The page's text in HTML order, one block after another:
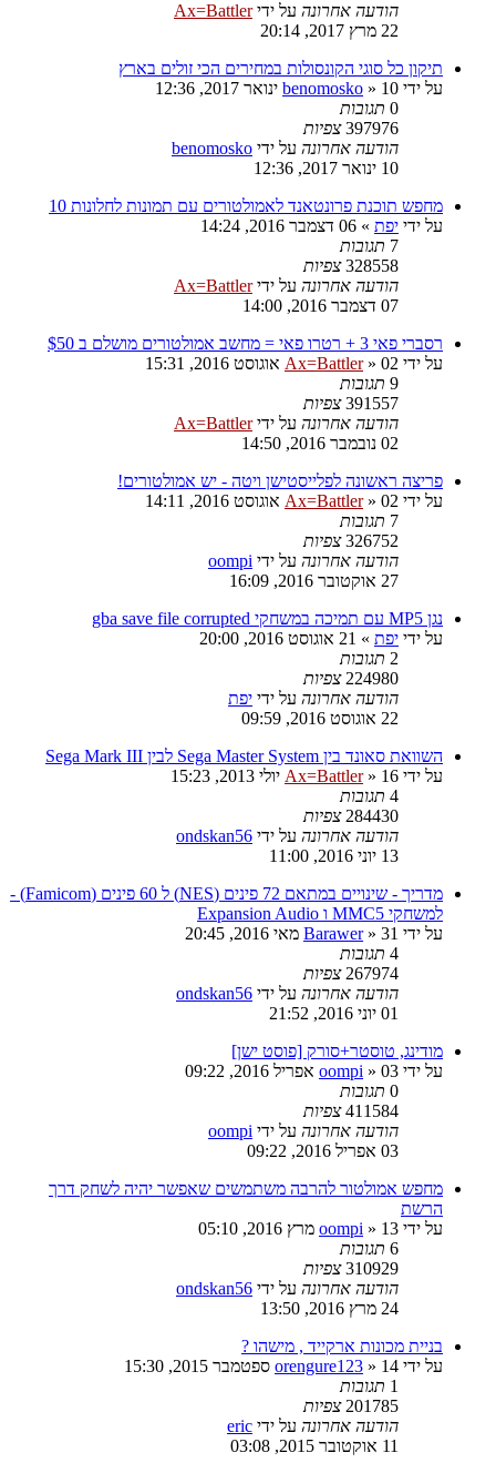
הודעה אחרונה על ידיAx=Battler
22 מרץ 2017, 20:14
תיקון כל סוגי הקונסולות במחירים הכי זולים בארץ
על ידי
benomosko » 10 ינואר 2017, 12:36
0 תגובות
397976 צפיות
הודעה אחרונה על ידי benomosko
10 ינואר 2017, 12:36
מחפש תוכנת פרונטאנד לאמולטורים עם תמונות לחלונות 10
על ידי יפת » 06 דצמבר 2016, 14:24
7 תגובות
328558 צפיות
הודעה אחרונה על ידיAx=Battler
07 דצמבר 2016, 14:00
רסברי פאי 3 + רטרו פאי = מחשב אמולטורים מושלם ב $50
על ידי
Ax=Battler» 02 אוגוסט 2016, 15:31
9 תגובות
391557 צפיות
הודעה אחרונה על ידיAx=Battler
02 נובמבר 2016, 14:50
פריצה ראשונה לפלייסטישן ויטה - יש אמולטורים!
על ידי
Ax=Battler» 02 אוגוסט 2016, 14:11
7 תגובות
326752 צפיות
הודעה אחרונה על ידי oompi
27 אוקטובר 2016, 16:09
נגן MP5 עם תמיכה במשחקי gba save file corrupted
על ידי יפת » 21 אוגוסט 2016, 20:00
2 תגובות
224980 צפיות
הודעה אחרונה על ידי יפת
22 אוגוסט 2016, 09:59
השוואת סאונד בין Sega Master System לבין Sega Mark III
על ידי
Ax=Battler» 16 יולי 2013, 15:23
4 תגובות
284430 צפיות
הודעה אחרונה על ידי ondskan56
13 יוני 2016, 11:00
מדריך - שינויים במתאם 72 פינים (NES) ל 60 פינים (Famicom) -
למשחקי MMC5 ו Expansion Audio
על ידי
Barawer» 31 מאי 2016, 20:45
4 תגובות
267974 צפיות
הודעה אחרונה על ידי ondskan56
01 יוני 2016, 21:52
מודינג, טוסטר+סורק [פוסט ישן]
על ידי
oompi » 03 אפריל 2016, 09:22
0 תגובות
411584 צפיות
הודעה אחרונה על ידי oompi
03 אפריל 2016, 09:22
מחפש אמולטור להרבה משתמשים שאפשר יהיה לשחק דרך
הרשת
על ידי
oompi » 13 מרץ 2016, 05:10
6 תגובות
310929 צפיות
הודעה אחרונה על ידי ondskan56
24 מרץ 2016, 13:50
בניית מכונות ארקייד , מישהו ?
על ידי
orengure123 » 14 ספטמבר 2015, 15:30
1 תגובות
201785 צפיות
הודעה אחרונה על ידי eric
11 אוקטובר 2015, 03:08